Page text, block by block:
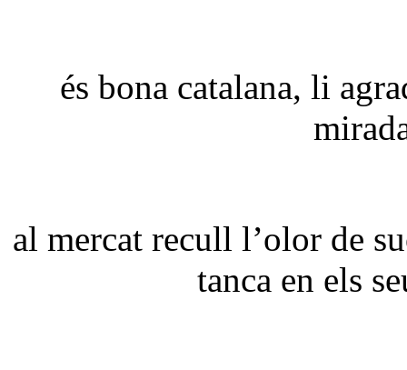
és bona catalana, li
al mercat recull l’olor de
tanca en els